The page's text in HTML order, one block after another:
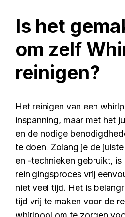
Is het
om zelf
reinigen?
Het reinigen van een
inspanning, maar met het
en de nodige
te doen. Zolang je de
en -technieken gebruikt, is
reinigingsproces vrij
niet veel tijd. Het is
tijd vrij te maken voor de